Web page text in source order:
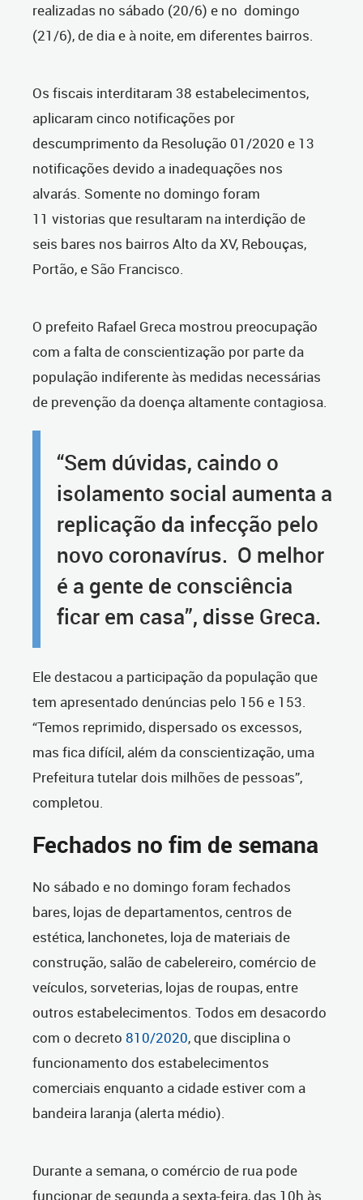
realizadas no sábado (20/6) e no domingo
(21/6), de dia e à noite, em diferentes bairros.
Os fiscais interditaram 38 estabelecimentos,
aplicaram cinco notificações por
descumprimento da Resolução 01/2020 e 13
notificações devido a inadequações nos
alvarás. Somente no domingo foram
11 vistorias que resultaram na interdição de
seis bares nos bairros Alto da XV, Rebouças,
Portão, e São Francisco.
O prefeito Rafael Greca mostrou preocupação
com a falta de conscientização por parte da
população indiferente às medidas necessárias
de prevenção da doença altamente contagiosa.
“Sem dúvidas, caindo o
isolamento social aumenta a
replicação da infecção pelo
novo coronavírus. O melhor
é a gente de consciência
ficar em casa”, disse Greca.
Ele destacou a participação da população que
tem apresentado denúncias pelo 156 e 153.
“Temos reprimido, dispersado os excessos,
mas fica difícil, além da conscientização, uma
Prefeitura tutelar dois milhões de pessoas”,
completou.
Fechados no fim de semana
No sábado e no domingo foram fechados
bares, lojas de departamentos, centros de
estética, lanchonetes, loja de materiais de
construção, salão de cabelereiro, comércio de
veículos, sorveterias, lojas de roupas, entre
outros estabelecimentos. Todos em desacordo
com o decreto 810/2020, que disciplina o
funcionamento dos estabelecimentos
comerciais enquanto a cidade estiver com a
bandeira laranja (alerta médio).
Durante a semana, o comércio de rua pode
funcionar de segunda a sexta-feira, das 10h às